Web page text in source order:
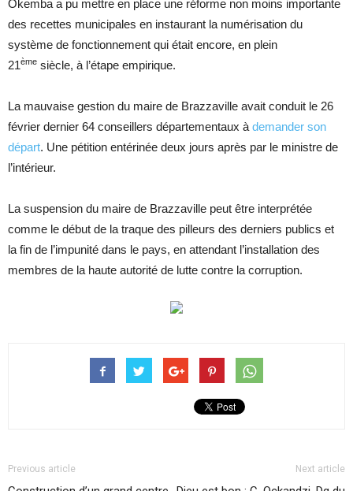
Okemba a pu mettre en place une réforme non moins importante
des recettes municipales en instaurant la numérisation du
système de fonctionnement qui était encore, en plein
21ème siècle, à l’étape empirique.
La mauvaise gestion du maire de Brazzaville avait conduit le 26
février dernier 64 conseillers départementaux à demander son
départ. Une pétition entérinée deux jours après par le ministre de
l’intérieur.
La suspension du maire de Brazzaville peut être interprétée
comme le début de la traque des pilleurs des derniers publics et
la fin de l’impunité dans le pays, en attendant l’installation des
membres de la haute autorité de lutte contre la corruption.
Previous article Next article